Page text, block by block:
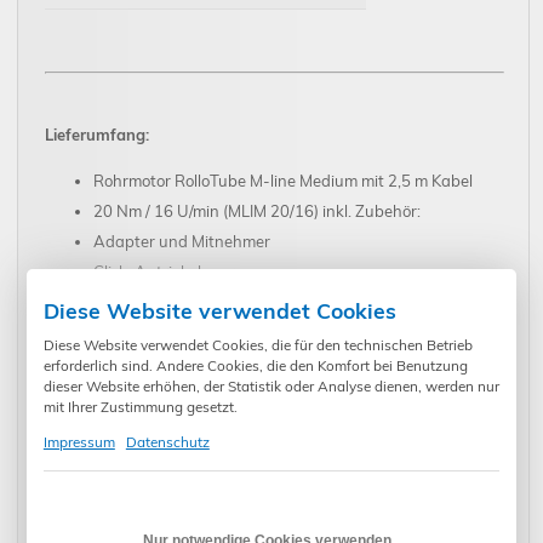
Lieferumfang:
Rohrmotor RolloTube M-line Medium mit 2,5 m Kabel
20 Nm / 16 U/min (MLIM 20/16) inkl. Zubehör:
Adapter und Mitnehmer
Click-Antriebslager
Altbaulager
Walzenkapsel
für Fensterbreiten bis 185 cm
Gegenlager inkl. Kugellager
Diese Website verwendet Cookies
Diese Website verwendet Cookies, die für den technischen Betrieb
erforderlich sind. Andere Cookies, die den Komfort bei Benutzung
dieser Website erhöhen, der Statistik oder Analyse dienen, werden nur
mit Ihrer Zustimmung gesetzt.
Impressum
Datenschutz